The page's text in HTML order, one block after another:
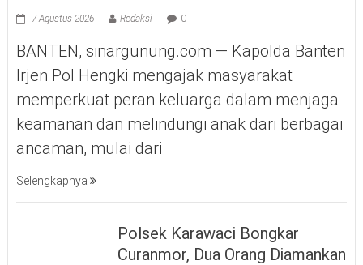
7 Agustus 2026 Redaksi 0
BANTEN, sinargunung.com — Kapolda Banten
Irjen Pol Hengki mengajak masyarakat
memperkuat peran keluarga dalam menjaga
keamanan dan melindungi anak dari berbagai
ancaman, mulai dari
Selengkapnya
Polsek Karawaci Bongkar
Curanmor, Dua Orang Diamankan